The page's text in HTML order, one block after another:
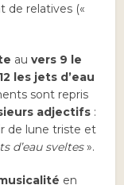
de relatives («
auvers 9 le
les jets d’eau
sont repris
adjectifs :
de lune triste et
d’eau sveltes».
en